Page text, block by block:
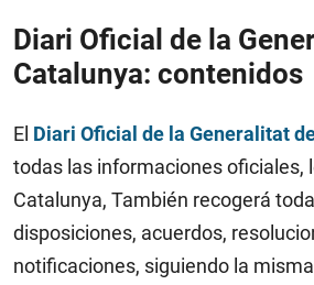
Diari Oficial de la
Catalunya: contenidos
El Diari Oficial de la Generalitat
todas las informaciones oficiales,
Catalunya, También recogerá
disposiciones, acuerdos,
notificaciones, siguiendo la